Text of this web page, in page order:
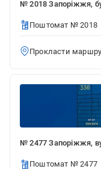
№ 2018 Запоріжжя,
Поштомат № 2018
Прокласти
№ 2477 Запоріжжя,
Поштомат № 2477